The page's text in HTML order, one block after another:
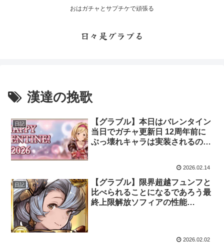
おはガチャとサプチケで頑張る
日々是グラブる
漢達の挽歌
日記
【グラブル】本日はバレンタイン
当日でガチャ更新日 12周年前に
ぶっ壊れキャラは実装されるのだ
2026.02.14
日記
【グラブル】限界超越フュンフと
比べられることになるであろう最
終上限解放ソフィアの性能
2026.02.02